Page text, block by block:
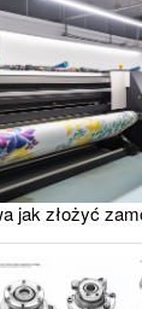
jak złożyć